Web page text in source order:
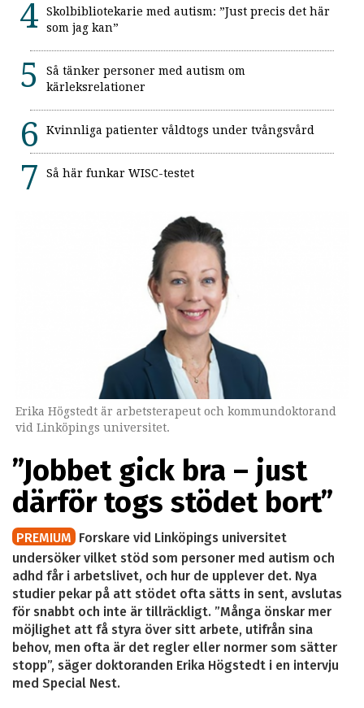
Skolbibliotekarie med autism: ”Just precis det här
som jag kan”
Så tänker personer med autism om
kärleksrelationer
Kvinnliga patienter våldtogs under tvångsvård
Så här funkar WISC-testet
Erika Högstedt är arbetsterapeut och kommundoktorand
vid Linköpings universitet.
”Jobbet gick bra – just
därför togs stödet bort”
PREMIUM Forskare vid Linköpings universitet
undersöker vilket stöd som personer med autism och
adhd får i arbetslivet, och hur de upplever det. Nya
studier pekar på att stödet ofta sätts in sent, avslutas
för snabbt och inte är tillräckligt. ”Många önskar mer
möjlighet att få styra över sitt arbete, utifrån sina
behov, men ofta är det regler eller normer som sätter
stopp”, säger doktoranden Erika Högstedt i en intervju
med Special Nest.